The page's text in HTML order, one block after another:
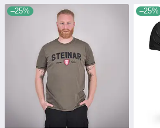
–25% –25%